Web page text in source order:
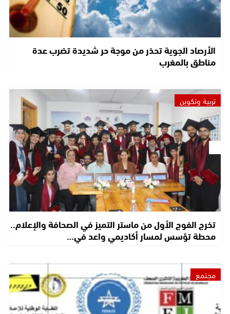
الأرصاد الجوية تحذر من موجة حر شديدة تضرب عدة
مناطق بالمغرب
تربية وتكوين
تخرج الفوج الأول من ماستر التميز في الصحافة والإعلام..
محطة تؤسس لمسار أكاديمي واعد في…
مجتمع